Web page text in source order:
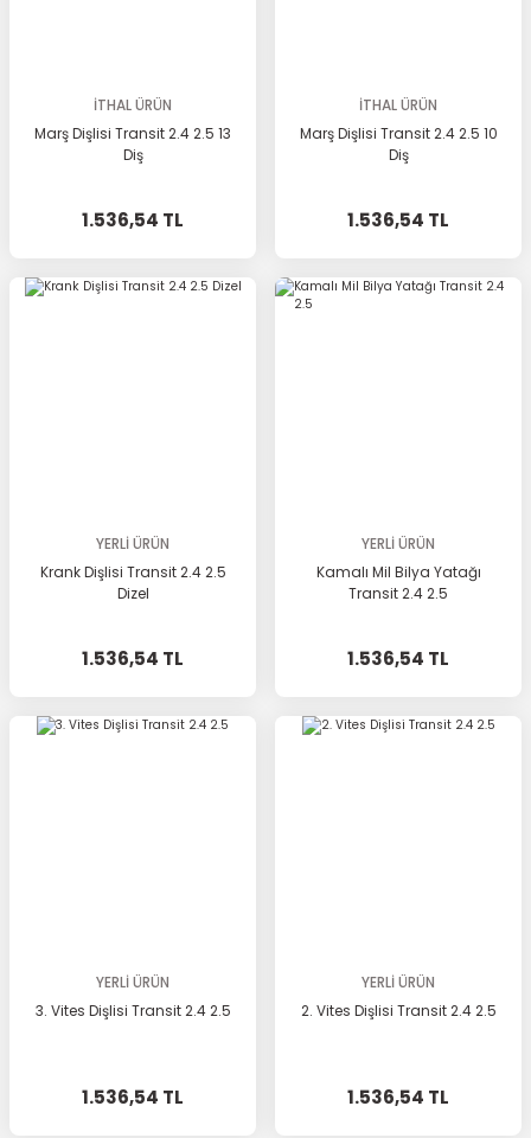
İTHAL ÜRÜN
Marş Dişlisi Transit 2.4 2.5 13
Diş
1.536,54 TL
İTHAL ÜRÜN
Marş Dişlisi Transit 2.4 2.5 10
Diş
1.536,54 TL
YERLİ ÜRÜN
Krank Dişlisi Transit 2.4 2.5
Dizel
1.536,54 TL
YERLİ ÜRÜN
Kamalı Mil Bilya Yatağı
Transit 2.4 2.5
1.536,54 TL
YERLİ ÜRÜN
3. Vites Dişlisi Transit 2.4 2.5
1.536,54 TL
YERLİ ÜRÜN
2. Vites Dişlisi Transit 2.4 2.5
1.536,54 TL